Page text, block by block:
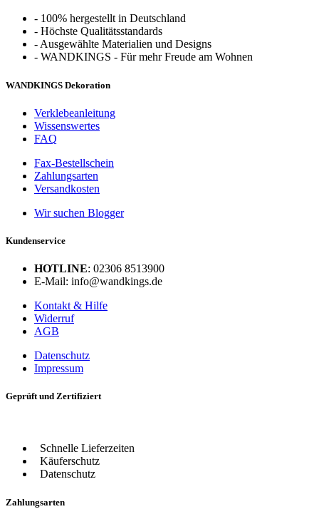
- 100% hergestellt in Deutschland
- Höchste Qualitätsstandards
-Ausgewählte Materialien und Designs
- WANDKINGS - Für mehr Freude am Wohnen
WANDKINGS Dekoration
Verklebeanleitung
Wissenswertes
FAQ
Fax-Bestellschein
Zahlungsarten
Versandkosten
Wir suchen Blogger
Kundenservice
HOTLINE: 02306 8513900
E-Mail: info@wandkings.de
Kontakt & Hilfe
Widerruf
AGB
Datenschutz
Impressum
Geprüft und Zertifiziert
Schnelle Lieferzeiten
Käuferschutz
Datenschutz
Zahlungsarten